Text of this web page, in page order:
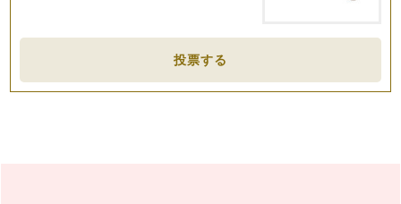
簡単！イースターの花飾り
春本番です。庭やベランダの手入れをしたり、部屋の模様替
投票する